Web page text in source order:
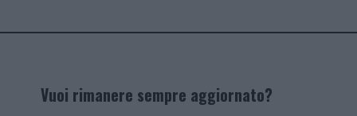
Vuoi rimanere sempre aggiornato?